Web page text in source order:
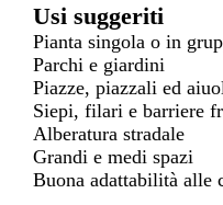
Usi suggeriti
Pianta singola o in
Parchi e giardini
Piazze, piazzali ed
Siepi, filari e barriere
Alberatura stradale
Grandi e medi spazi
Buona adattabilità alle